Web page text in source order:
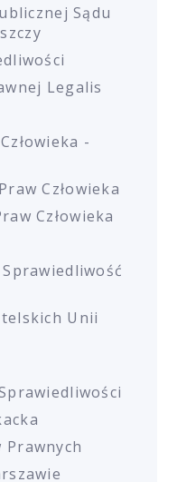
Sądu
Legalis
-
Człowieka
Człowieka
Unii
Prawnych